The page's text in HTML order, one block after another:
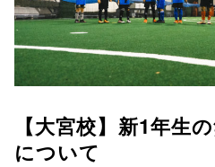
【大宮校】新1年生
について